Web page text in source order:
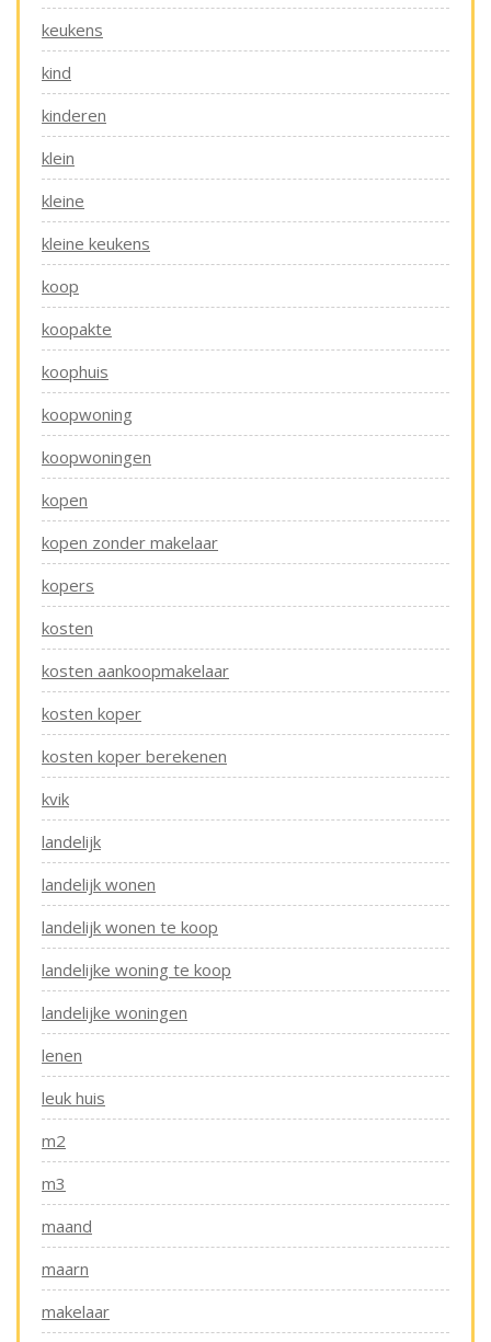
keukens
kind
kinderen
klein
kleine
kleine keukens
koop
koopakte
koophuis
koopwoning
koopwoningen
kopen
kopen zonder makelaar
kopers
kosten
kosten aankoopmakelaar
kosten koper
kosten koper berekenen
kvik
landelijk
landelijk wonen
landelijk wonen te koop
landelijke woning te koop
landelijke woningen
lenen
leuk huis
m2
m3
maand
maarn
makelaar